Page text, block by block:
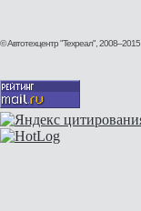
© Автотехцентр "Техреал", 2008–2015